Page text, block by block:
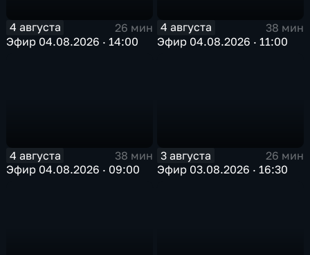
4 августа
26 мин
Эфир 04.08.2026 · 14:00
4 августа
38 мин
Эфир 04.08.2026 · 11:00
4 августа
38 мин
Эфир 04.08.2026 · 09:00
3 августа
26 мин
Эфир 03.08.2026 · 16:30